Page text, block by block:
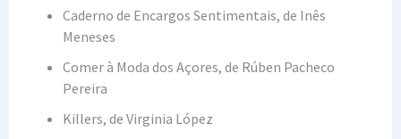
Caderno de Encargos Sentimentais, de Inês
Meneses
Comer à Moda dos Açores, de Rúben Pacheco
Pereira
Killers, de Virginia López